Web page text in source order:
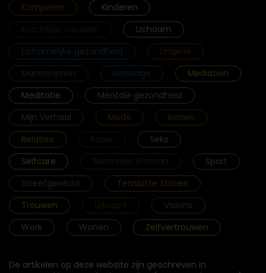
Kamperen
Kinderen
Lichaam
Lichamelijke gezondheid
Lingerie
Mannenbrein
Massage
Mediation
Meditatie
Mentale gezondheid
Mijn Verhaal
Mode
Reizen
Relaties
Rouw
Seks
Selfcare
Selfmade Woman
Sport
Streefgewicht
Tenslotte Stories
Trouwen
Uitvaart
Visions
Werk
Wonen Zelfvertrouwen
De artikelen op deze website zijn geschreven in